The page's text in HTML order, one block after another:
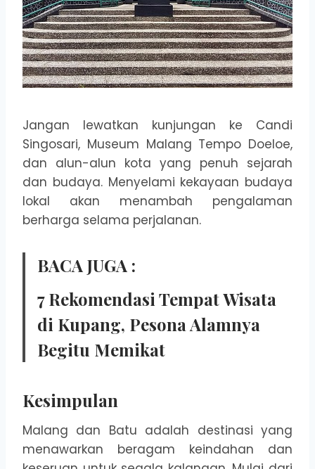
Jangan lewatkan kunjungan ke Candi
Singosari, Museum Malang Tempo Doeloe,
dan alun-alun kota yang penuh sejarah
dan budaya. Menyelami kekayaan budaya
lokal akan menambah pengalaman
berharga selama perjalanan.
BACA JUGA :
7 Rekomendasi Tempat Wisata
di Kupang, Pesona Alamnya
Begitu Memikat
Kesimpulan
Malang dan Batu adalah destinasi yang
menawarkan beragam keindahan dan